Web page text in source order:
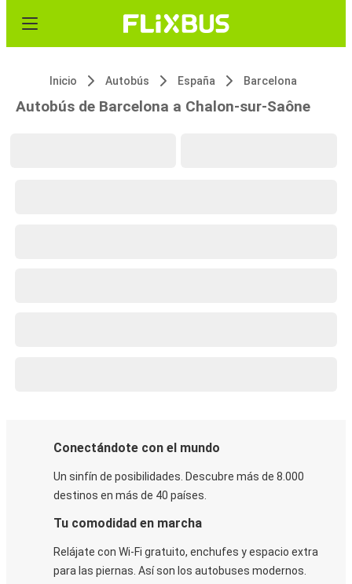
Inicio Autobús España Barcelona
Autobús de Barcelona a Chalon-sur-Saône
Conectándote con el mundo
Un sinfín de posibilidades. Descubre más de 8.000
destinos en más de 40 países.
Tu comodidad en marcha
Relájate con Wi-Fi gratuito, enchufes y espacio extra
para las piernas. Así son los autobuses modernos.